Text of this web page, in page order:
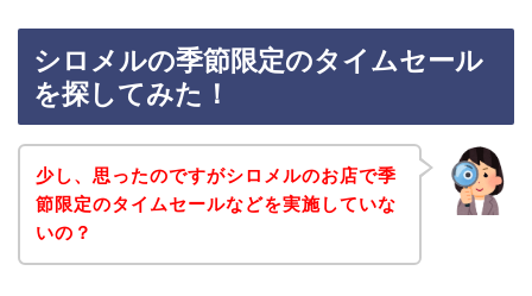
シロメルの季節限定のタイムセール
を探してみた！
少し、思ったのですがシロメルのお店で季
節限定のタイムセールなどを実施していな
いの？